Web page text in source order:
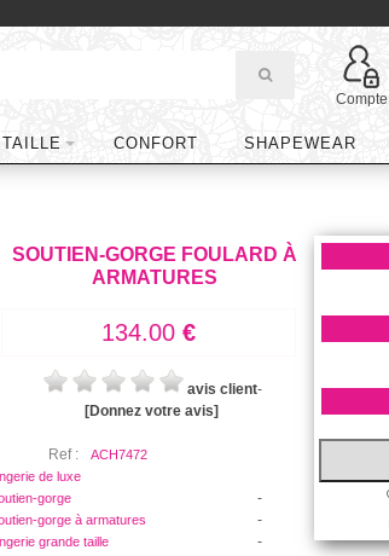
Compte
CONFORT SHAPEWEAR
SOUTIEN-GORGE FOULARD À
ARMATURES
134.00€
avis client-
[Donnez votre avis]
Ref :
ACH7472
de luxe
-
gorge
-
gorge à armatures
-
grande taille